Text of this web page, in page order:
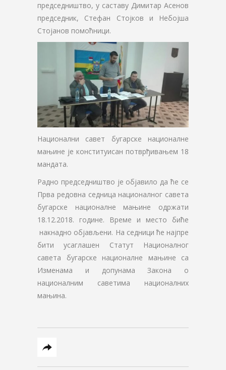
председништво, у саставу Димитар Асенов
председник, Стефан Стојков и Небојша
Стојанов помоћници.
Национални савет бугарске националне
мањине је конституисан потврђивањем 18
мандата.
Радно председништво је објавило да ће се
Прва редовна седница националног савета
бугарске националне мањине одржати
18.12.2018. године. Време и место биће
накнадно објављени. На седници ће најпре
бити усаглашен Статут Националног
савета бугарске националне мањине са
Изменама и допунама Закона о
националним саветима националних
мањина.